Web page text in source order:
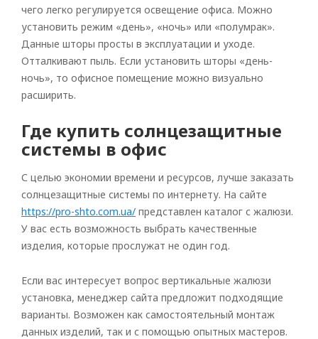
чего легко регулируется освещение офиса. Можно
установить режим «день», «ночь» или «полумрак».
Данные шторы просты в эксплуатации и уходе.
Отталкивают пыль. Если установить шторы «день-
ночь», то офисное помещение можно визуально
расширить.
Где купить солнцезащитные
системы в офис
С целью экономии времени и ресурсов, лучше заказать
солнцезащитные системы по интернету. На сайте
https://pro-shto.com.ua/ представлен каталог с жалюзи.
У вас есть возможность выбрать качественные
изделия, которые прослужат не один год.
Если вас интересует вопрос вертикальные жалюзи
установка, менеджер сайта предложит подходящие
варианты. Возможен как самостоятельный монтаж
данных изделий, так и с помощью опытных мастеров.